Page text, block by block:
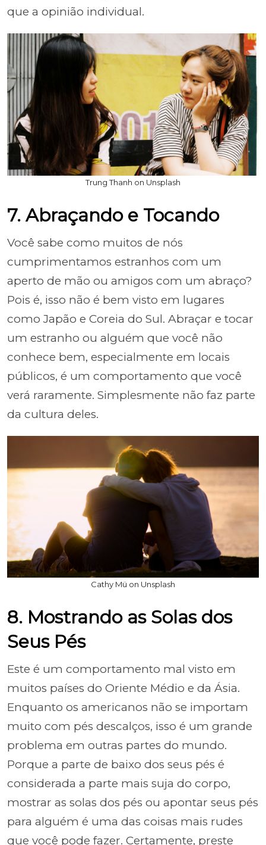
que a opinião individual.
Trung Thanh on Unsplash
7. Abraçando e Tocando
Você sabe como muitos de nós
cumprimentamos estranhos com um
aperto de mão ou amigos com um abraço?
Pois é, isso não é bem visto em lugares
como Japão e Coreia do Sul. Abraçar e tocar
um estranho ou alguém que você não
conhece bem, especialmente em locais
públicos, é um comportamento que você
verá raramente. Simplesmente não faz parte
da cultura deles.
Cathy Mü on Unsplash
8. Mostrando as Solas dos
Seus Pés
Este é um comportamento mal visto em
muitos países do Oriente Médio e da Ásia.
Enquanto os americanos não se importam
muito com pés descalços, isso é um grande
problema em outras partes do mundo.
Porque a parte de baixo dos seus pés é
considerada a parte mais suja do corpo,
mostrar as solas dos pés ou apontar seus pés
para alguém é uma das coisas mais rudes
que você pode fazer. Certamente, preste